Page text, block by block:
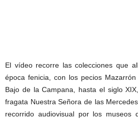
El vídeo recorre las colecciones que
época fenicia, con los pecios
Bajo de la Campana, hasta el siglo
fragata Nuestra Señora de las
recorrido audiovisual por los museos